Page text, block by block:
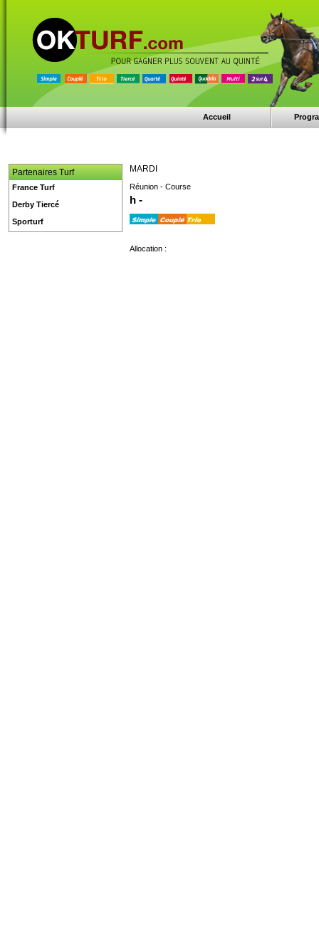
Accueil
MARDI
Réunion - Course
h -
Allocation :
Partenaires Turf
France Turf
Derby Tiercé
Sporturf